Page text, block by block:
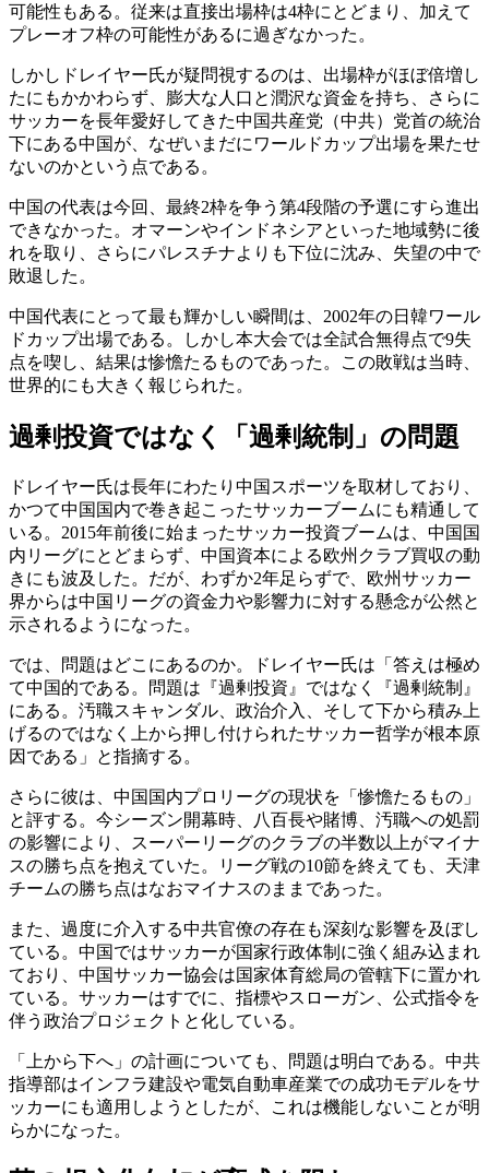
可能性もある。従来は直接出場枠は4枠にとどまり、加えて
プレーオフ枠の可能性があるに過ぎなかった。
しかしドレイヤー氏が疑問視するのは、出場枠がほぼ倍増し
たにもかかわらず、膨大な人口と潤沢な資金を持ち、さらに
サッカーを長年愛好してきた中国共産党（中共）党首の統治
下にある中国が、なぜいまだにワールドカップ出場を果たせ
ないのかという点である。
中国の代表は今回、最終2枠を争う第4段階の予選にすら進出
できなかった。オマーンやインドネシアといった地域勢に後
れを取り、さらにパレスチナよりも下位に沈み、失望の中で
敗退した。
中国代表にとって最も輝かしい瞬間は、2002年の日韓ワール
ドカップ出場である。しかし本大会では全試合無得点で9失
点を喫し、結果は惨憺たるものであった。この敗戦は当時、
世界的にも大きく報じられた。
過剰投資ではなく「過剰統制」の問題
ドレイヤー氏は長年にわたり中国スポーツを取材しており、
かつて中国国内で巻き起こったサッカーブームにも精通して
いる。2015年前後に始まったサッカー投資ブームは、中国国
内リーグにとどまらず、中国資本による欧州クラブ買収の動
きにも波及した。だが、わずか2年足らずで、欧州サッカー
界からは中国リーグの資金力や影響力に対する懸念が公然と
示されるようになった。
では、問題はどこにあるのか。ドレイヤー氏は「答えは極め
て中国的である。問題は『過剰投資』ではなく『過剰統制』
にある。汚職スキャンダル、政治介入、そして下から積み上
げるのではなく上から押し付けられたサッカー哲学が根本原
因である」と指摘する。
さらに彼は、中国国内プロリーグの現状を「惨憺たるもの」
と評する。今シーズン開幕時、八百長や賭博、汚職への処罰
の影響により、スーパーリーグのクラブの半数以上がマイナ
スの勝ち点を抱えていた。リーグ戦の10節を終えても、天津
チームの勝ち点はなおマイナスのままであった。
また、過度に介入する中共官僚の存在も深刻な影響を及ぼし
ている。中国ではサッカーが国家行政体制に強く組み込まれ
ており、中国サッカー協会は国家体育総局の管轄下に置かれ
ている。サッカーはすでに、指標やスローガン、公式指令を
伴う政治プロジェクトと化している。
「上から下へ」の計画についても、問題は明白である。中共
指導部はインフラ建設や電気自動車産業での成功モデルをサ
ッカーにも適用しようとしたが、これは機能しないことが明
らかになった。